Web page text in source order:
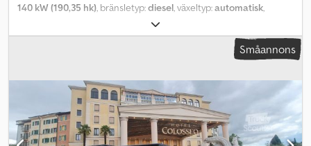
140 kW (190,35 hk), bränsletyp:diesel, växeltyp:automatisk,
5 700 kg
bränsletankens kapacitet:93 l, emissionsklass:Euro 6, färg:svart,
ABS,
stabilitetsprogram (ESP), extra strålkastare, farthållare,
färddator, immobilisersystem, krockkudde, luftkonditionering,
låg ljudnivå, navigationssystem, parkeringssensorer,
parkeringsvärmare, partikelfilter, servostyrning, skjutdörr,
släpvagnskoppling, sommardäck, spoiler, MB Sprinter 519
Småannons